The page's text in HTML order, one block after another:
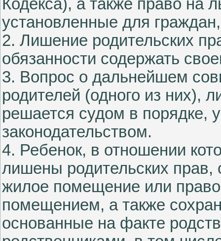
Кодекса), а также право на
установленные для
2. Лишение родительских
обязанности содержать
3. Вопрос о дальнейшем
родителей (одного из них),
решается судом в
законодательством.
4. Ребенок, в отношении
лишены родительских прав,
жилое помещение или
помещением, а также
основанные на факте